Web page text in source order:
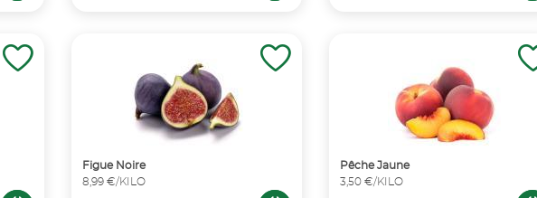
Figue Noire
8,99 €/KILO
Pêche Jaune
3,50 €/KILO